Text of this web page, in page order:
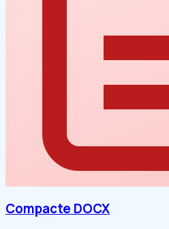
Compacte DOCX